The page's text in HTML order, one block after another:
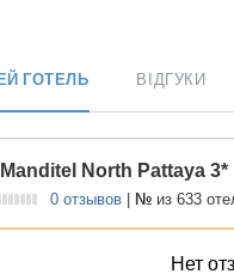
ГОТЕЛЬ ВІДГУКИ